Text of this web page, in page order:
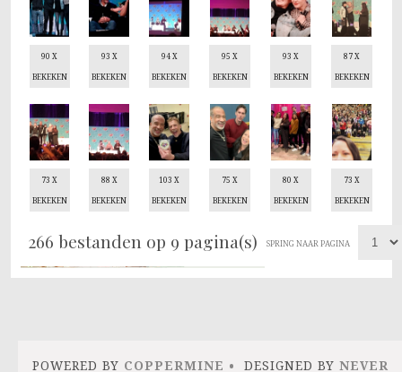
90 X
BEKEKEN
93 X
BEKEKEN
94 X
BEKEKEN
95 X
BEKEKEN
93 X
BEKEKEN
87 X
BEKEKEN
73 X
BEKEKEN
88 X
BEKEKEN
103 X
BEKEKEN
75 X
BEKEKEN
80 X
BEKEKEN
73 X
BEKEKEN
266 bestanden op 9 pagina(s) SPRING NAAR PAGINA
POWERED BY COPPERMINE DESIGNED BYNEVER